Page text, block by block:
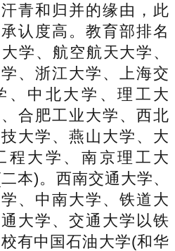
青和归并的缘由，此
认度高。教育部排名
学、航空航天大学、
、浙江大学、上海交
、中北大学、理工大
合肥工业大学、西北
大学、燕山大学、大
程大学、南京理工大
本)。西南交通大学、
、中南大学、铁道大
大学、交通大学以铁
有中国石油大学(和华